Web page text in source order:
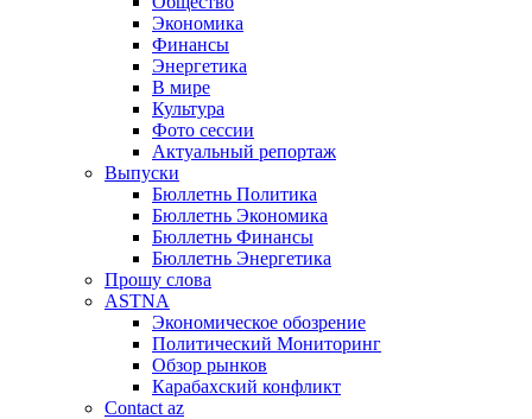
Экономика
Финансы
Энергетика
В мире
Культура
Фото сессии
Актуальный репортаж
Выпуски
Бюллетнь Политика
Бюллетнь Экономика
Бюллетнь Финансы
Бюллетнь Энергетика
Прошу слова
ASTNA
Экономическое обозрение
Политический Мониторинг
Обзор рынков
Карабахский конфликт
Contact az